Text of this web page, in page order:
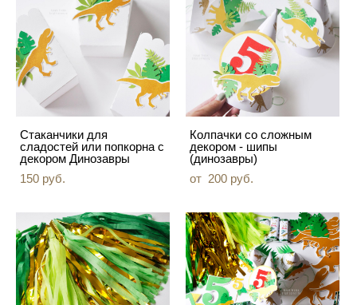
Стаканчики для
сладостей или попкорна с
декором Динозавры
150 pуб.
Колпачки со сложным
декором - шипы
(динозавры)
от 200 pуб.